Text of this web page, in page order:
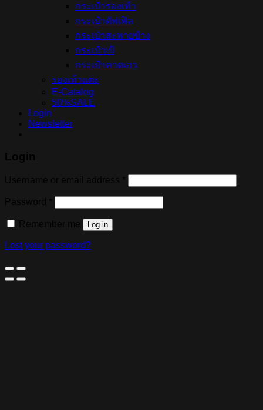
กระเป๋ารองเท้า
กระเป๋าดัฟเฟิล
กระเป๋าสะพายข้าง
กระเป๋าเป้
กระเป๋าคาดเอว
รองเท้าแตะ
E-Catalog
50%SALE
Login
Newsletter
Log in
Lost your password?